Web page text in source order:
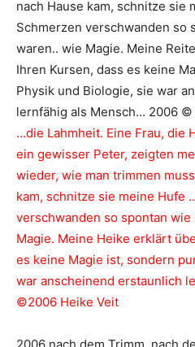
…die Lahmheit. Eine Frau, die
ein gewisser Peter, zeigten
wieder, wie man trimmen
kam, schnitze sie meine Hufe
verschwanden so spontan
Magie. Meine Heike erklärt
es keine Magie ist, sondern
war anscheinend erstaunlich
©2006 Heike Veit